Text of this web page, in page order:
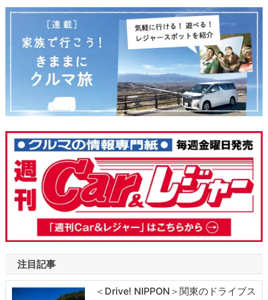
注目記事
＜Drive! NIPPON＞関東のドライブス